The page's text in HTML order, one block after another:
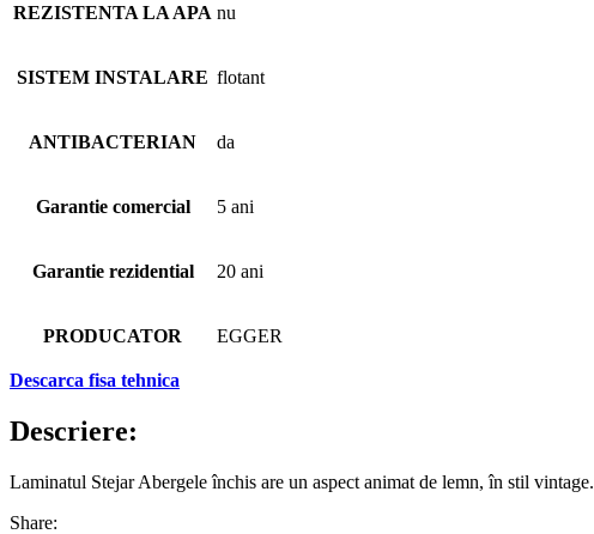
REZISTENTA LA APA nu
SISTEM INSTALARE flotant
ANTIBACTERIAN da
Garantie comercial 5 ani
Garantie rezidential 20 ani
PRODUCATOR EGGER
Descarca fisa tehnica
Descriere:
Laminatul Stejar Abergele închis are un aspect animat de lemn, în stil vintage.
Share: